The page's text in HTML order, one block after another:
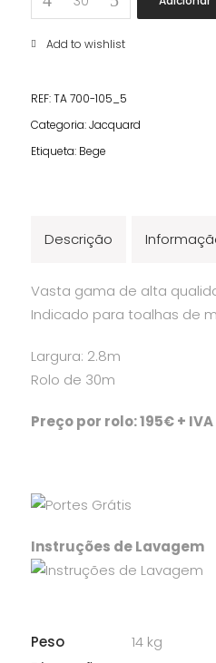
Bege
quantity
Add to wishlist
REF:TA 700-105_5
Categoria:Jacquard
Etiqueta: Bege
Descrição
Vasta gama de alta
Indicado para toalhas de
Largura: 2.8m
Rolo de 30m
Preço por rolo: 195€ + IVA
Instruções de Lavagem
Peso
14 kg